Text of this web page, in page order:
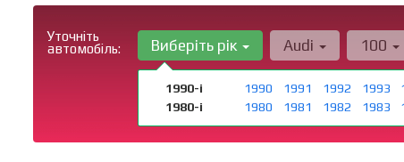
Уточніть
автомобіль:
Виберіть рік
1990-і 1990 1991 1992 1993
1980-і
1980 1981 1982 1983
Audi 100